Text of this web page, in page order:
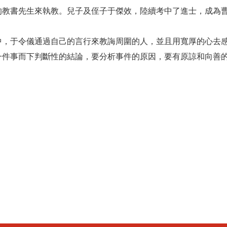
書先生來執教。兒子及侄子于傑效，陸續考中了進士，成為
于令儀通過自己的言行來教誨周圍的人，並且用寬厚的心去
事而下判斷性的結論，要分析事件的原因，要有原諒和向善